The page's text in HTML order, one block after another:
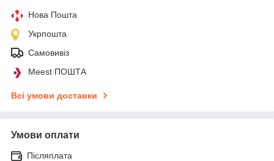
Нова Пошта
Укрпошта
Самовивіз
Meest ПОШТА
Всі умови доставки
Умови оплати
Післяплата